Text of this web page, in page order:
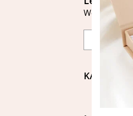
Word lid
KAYA
Bellen of
tussen